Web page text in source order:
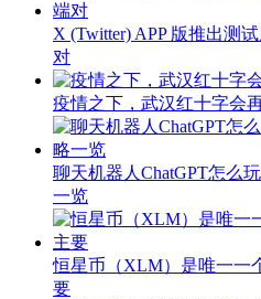
X (Twitter) APP 版推出测
对
疫情之下，武汉红十字会
聊天机器人ChatGPT怎么
一览
恒星币（XLM）是唯一一
要